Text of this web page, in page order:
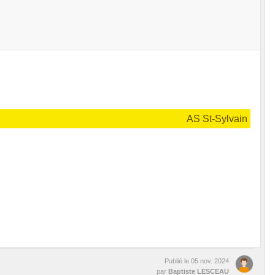
AS St-Sylvain
Publié le 05 nov. 2024
par Baptiste LESCEAU